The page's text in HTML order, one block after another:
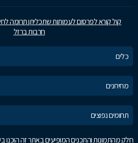
קול קורא לפרסום לעמותות שתכליתן תרומה
חרבות ברזל
כלים
מחירונים
תחומים נפוצים
חלק מהתמונות והתכנים המופיעים באתר זה הוכנו